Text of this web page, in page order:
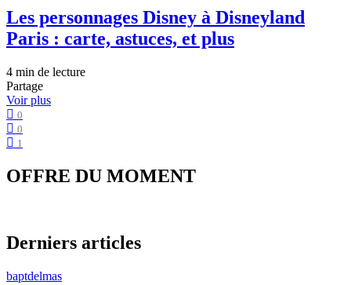
Les personnages Disney à Disneyland
Paris : carte, astuces, et plus
4 min de lecture
Partage
Voir plus
0
0
1
OFFRE DU MOMENT
Derniers articles
baptdelmas